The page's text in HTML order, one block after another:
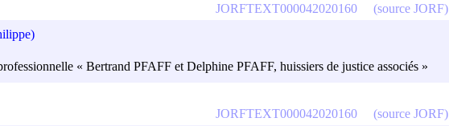
« Bertrand PFAFF et Delphine PFAFF, huissiers de justice associés »
JORFTEXT000042020160 (source JORF)
JORFTEXT000042020160 (source JORF)